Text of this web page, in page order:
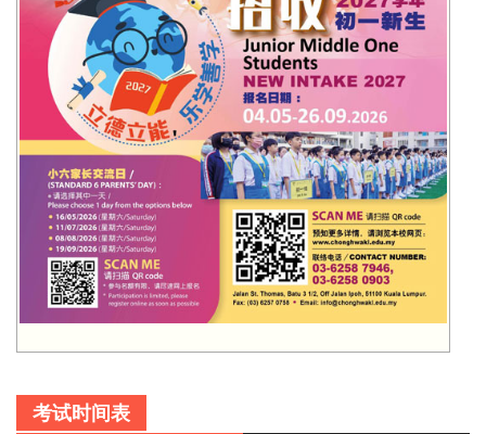
考试时间表